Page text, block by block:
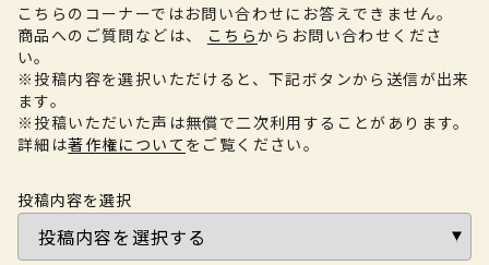
こちらのコーナーではお問い合わせにお答えできません。
商品へのご質問などは、
こちらからお問い合わせくださ
い。
※投稿内容を選択いただけると、下記ボタンから送信が出来
ます。
※投稿いただいた声は無償で二次利用することがあります。
詳細は著作権について をご覧ください。
投稿内容を選択